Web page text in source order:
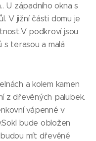
U západního okna s
V jižní části domu je
podkroví jsou
s terasou a malá
a kolem kamen
z dřevěných palubek.
vápenné v
bude obložen
mít dřevěné